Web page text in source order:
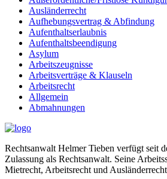
Ausländerrecht
Aufhebungsvertrag & Abfindung
Aufenthaltserlaubnis
Aufenthaltsbeendigung
Asylum
Arbeitszeugnisse
Arbeitsverträge & Klauseln
Arbeitsrecht
Allgemein
Abmahnungen
Rechtsanwalt Helmer Tieben verfügt seit
Zulassung als Rechtsanwalt. Seine
Mietrecht, Arbeitsrecht und